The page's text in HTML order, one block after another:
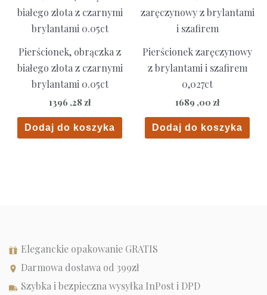
Pierścionek, obrączka z
białego złota z czarnymi
brylantami 0.05ct
1396 ,28 zł
Dodaj do koszyka
Pierścionek zaręczynowy
z brylantami i szafirem
0,027ct
1689 ,00 zł
Dodaj do koszyka
Eleganckie opakowanie GRATIS
Darmowa dostawa od 399zł
Szybka i bezpieczna wysyłka InPost i DPD